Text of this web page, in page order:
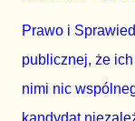
Prawo i
publicznej, że
nimi nic